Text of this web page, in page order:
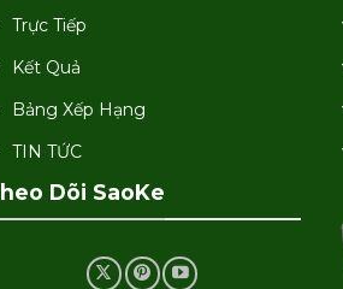
Trực Tiếp
Kết Quả
Bảng Xếp Hạng
TIN TỨC
Dõi SaoKe